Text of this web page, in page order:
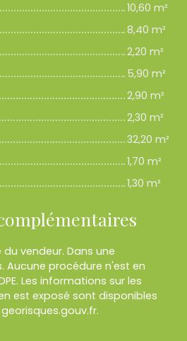
10,60 m²
8,40 m²
2,20 m²
5,90 m²
2,90 m²
2,30 m²
32,20 m²
1,70 m²
1,30 m²
vendeur. Dans une
Aucune procédure n'est en
Les informations sur les
est exposé sont disponibles